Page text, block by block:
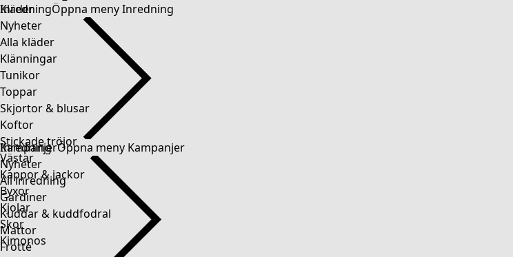
Kläder
Nyheter
Alla kläder
Klänningar
Tunikor
Toppar
Skjortor & blusar
Koftor
Stickade tröjor
Västar
Kappor & jackor
Byxor
Kjolar
Skor
Kimonos
InredningÖppna meny Inredning
Inredning
Nyheter
All inredning
Gardiner
Kuddar & kuddfodral
Mattor
Frotté
KampanjerÖppna meny Kampanjer